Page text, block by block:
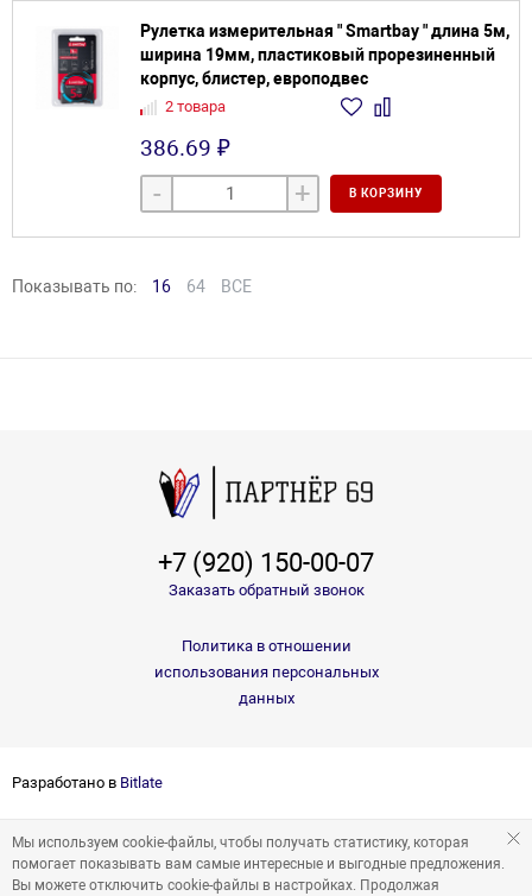
Рулетка измерительная " Smartbay " длина 5м,
ширина 19мм, пластиковый прорезиненный
корпус, блистер, европодвес
2 товара
386.69 ₽
- + В КОРЗИНУ
Показывать по: 16 64 ВСЕ
+7 (920) 150-00-07
Заказать обратный звонок
Политика в отношении
использования персональных
данных
Разработано в Bitlate
Мы используем cookie-файлы, чтобы получать статистику, которая
помогает показывать вам самые интересные и выгодные предложения.
Вы можете отключить cookie-файлы в настройках. Продолжая